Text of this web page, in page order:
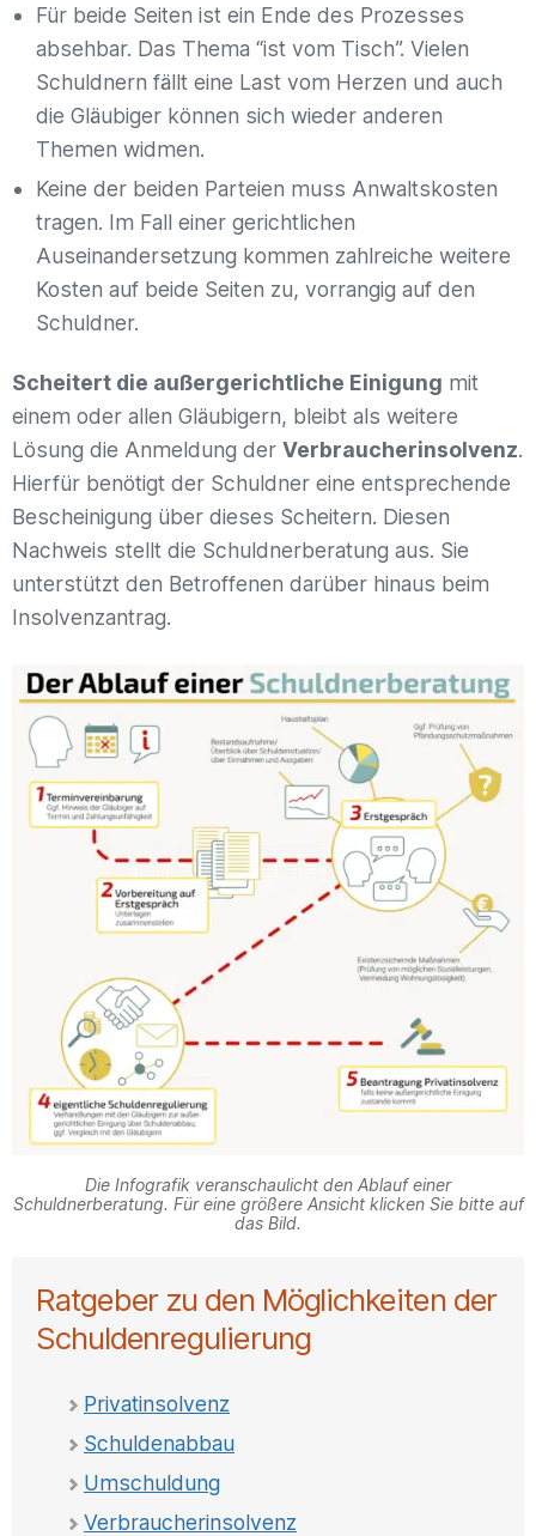
Für beide Seiten ist ein Ende des Prozesses
absehbar. Das Thema “ist vom Tisch”. Vielen
Schuldnern fällt eine Last vom Herzen und auch
die Gläubiger können sich wieder anderen
Themen widmen.
Keine der beiden Parteien muss Anwaltskosten
tragen. Im Fall einer gerichtlichen
Auseinandersetzung kommen zahlreiche weitere
Kosten auf beide Seiten zu, vorrangig auf den
Schuldner.
Scheitert die außergerichtliche Einigung mit
einem oder allen Gläubigern, bleibt als weitere
Lösung die Anmeldung der Verbraucherinsolvenz.
Hierfür benötigt der Schuldner eine entsprechende
Bescheinigung über dieses Scheitern. Diesen
Nachweis stellt die Schuldnerberatung aus. Sie
unterstützt den Betroffenen darüber hinaus beim
Insolvenzantrag.
Die Infografik veranschaulicht den Ablauf einer
Schuldnerberatung. Für eine größere Ansicht klicken Sie bitte auf
das Bild.
Ratgeber zu den Möglichkeiten der
Schuldenregulierung
Privatinsolvenz
Schuldenabbau
Umschuldung
Verbraucherinsolvenz